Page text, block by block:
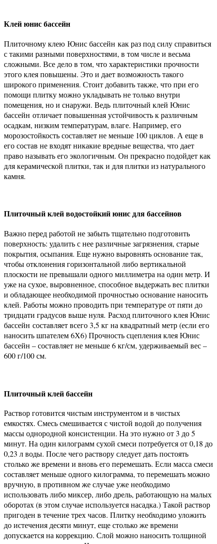
Клей юнис бассейн
Плиточному клею Юнис бассейн как раз под силу справиться
с такими разными поверхностями, в том числе и весьма
сложными. Все дело в том, что характеристики прочности
этого клея повышены. Это и дает возможность такого
широкого применения. Стоит добавить также, что при его
помощи плитку можно укладывать не только внутри
помещения, но и снаружи. Ведь плиточный клей Юнис
бассейн отличает повышенная устойчивость к различным
осадкам, низким температурам, влаге. Например, его
морозостойкость составляет не меньше 100 циклов. А еще в
его состав не входят никакие вредные вещества, что дает
право называть его экологичным. Он прекрасно подойдет как
для керамической плитки, так и для плитки из натурального
камня.
Плиточный клей водостойкий юнис для бассейнов
Важно перед работой не забыть тщательно подготовить
поверхность: удалить с нее различные загрязнения, старые
покрытия, осыпания. Еще нужно выровнять основание так,
чтобы отклонения горизонтальной либо вертикальной
плоскости не превышали одного миллиметра на один метр. И
уже на сухое, выровненное, способное выдержать вес плитки
и обладающее необходимой прочностью основание наносить
клей. Работы можно проводить при температуре от пяти до
тридцати градусов выше нуля. Расход плиточного клея Юнис
бассейн составляет всего 3,5 кг на квадратный метр (если его
наносить шпателем 6Х6) Прочность сцепления клея Юнис
бассейн – составляет не меньше 6 кг/см, удерживаемый вес –
600 г/100 см.
Плиточный клей бассейн
Раствор готовится чистым инструментом и в чистых
емкостях. Смесь смешивается с чистой водой до получения
массы однородной консистенции. На это нужно от 3 до 5
минут. На один килограмм сухой смеси потребуется от 0,18 до
0,23 л воды. После чего раствору следует дать постоять
столько же времени и вновь его перемешать. Если масса смеси
составляет меньше одного килограмма, то перемешать можно
вручную, в противном же случае уже необходимо
использовать либо миксер, либо дрель, работающую на малых
оборотах (в этом случае используется насадка.) Такой раствор
пригоден в течение трех часов. Плитку необходимо уложить
до истечения десяти минут, еще столько же времени
допускается на коррекцию. Слой можно наносить толщиной